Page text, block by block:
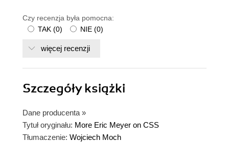
Czy recenzja była pomocna:
TAK (0) NIE (0)
więcej recenzji
Szczegółyksiążki
Dane producenta »
Tytuł oryginału: More Eric Meyer on CSS
Tłumaczenie: Wojciech Moch